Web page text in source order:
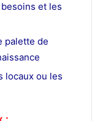
et les
palette de
locaux ou les